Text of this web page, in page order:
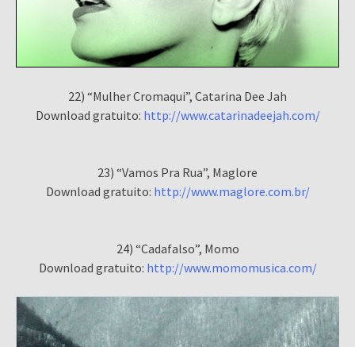
22) “Mulher Cromaqui”, Catarina Dee Jah
Download gratuito: http://www.catarinadeejah.com/
23) “Vamos Pra Rua”, Maglore
Download gratuito: http://www.maglore.com.br/
24) “Cadafalso”, Momo
Download gratuito: http://www.momomusica.com/